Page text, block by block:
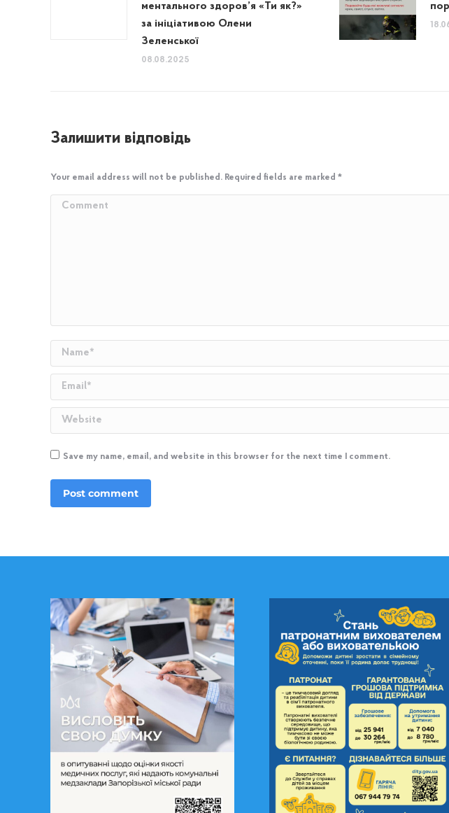
ментального здоров’я «Ти як?»
за ініціативою Олени
Зеленської
08.08.2025
Залишити відповідь
Your email address will not be published. Required fields are marked *
Comment
Name *
Email *
Website
Save my name, email, and website in this browser for the next time I comment.
Post comment